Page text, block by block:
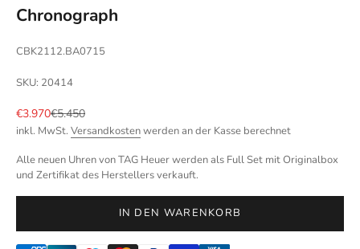
Chronograph
CBK2112.BA0715
SKU: 20414
Angebot
€3.970Regulärer Preis
€5.450
inkl. MwSt. Versandkostenwerden an der Kasse berechnet
Alle neuen Uhren von TAG Heuer werden als Full Set mit Originalbox
und Zertifikat des Herstellers verkauft.
IN DEN WARENKORB